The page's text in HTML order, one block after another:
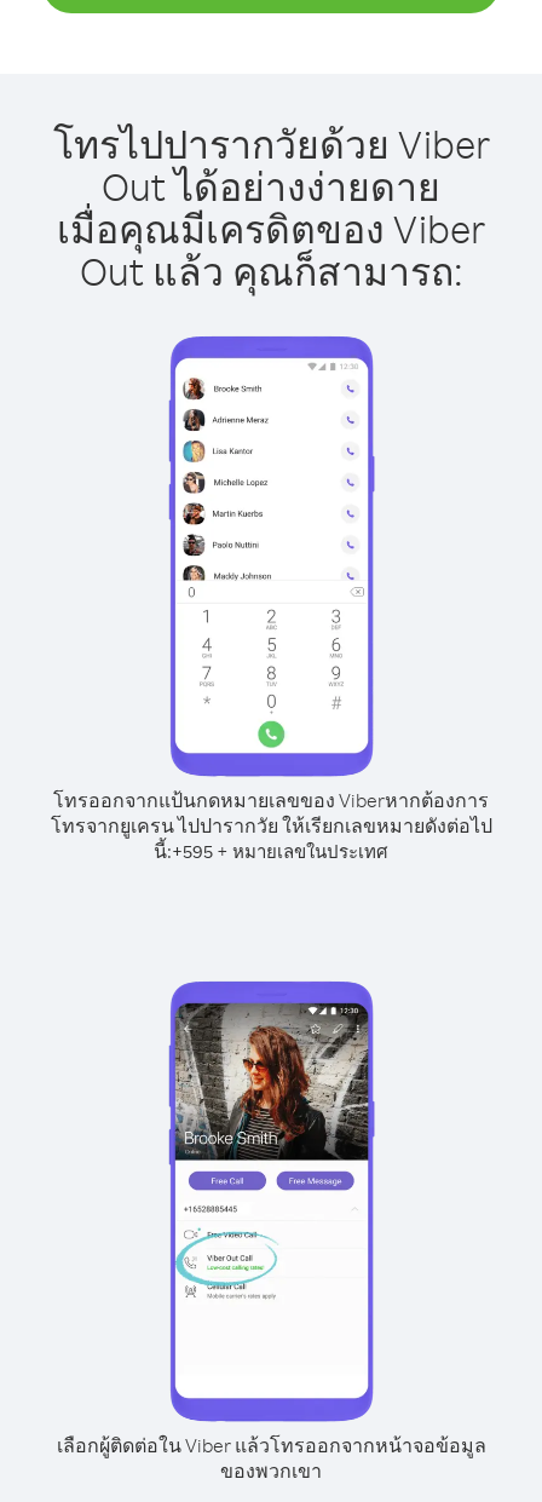
โทรไปปารากวัยด้วย Viber
Out ได้อย่างง่ายดาย
เมื่อคุณมีเครดิตของ Viber
Out แล้ว คุณก็สามารถ:
โทรออกจากแป้นกดหมายเลขของ Viberหากต้องการ
โทรจากยูเครน ไปปารากวัย ให้เรียกเลขหมายดังต่อไป
นี้:+595 + หมายเลขในประเทศ
เลือกผู้ติดต่อใน Viber แล้วโทรออกจากหน้าจอข้อมูล
ของพวกเขา